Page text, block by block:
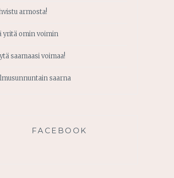
armosta!
yritä omin voimin
saamaasi voimaa!
saarna
FACEBOOK